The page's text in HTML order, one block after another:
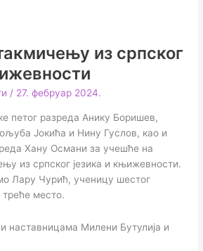
из српског
/ 27. фебруар 2024.
петог разреда Анику Боришев,
Јокића и Нину Гуслов, као и
Хану Османи за учешће на
из српског језика и књижевности.
Лару Чурић, ученицу шестог
треће место.
наставницама Милени Бутулија и